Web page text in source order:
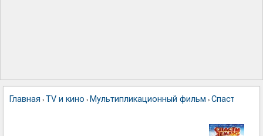
Главная › TV и кино › Мультипликационный фильм › Спасти